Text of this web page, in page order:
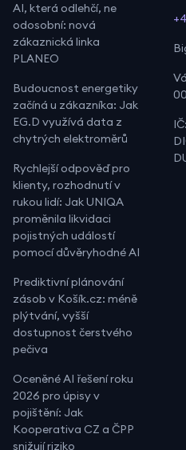
AI, která odlehčí, ne
odosobní: nová
zákaznická linka
PLANEO
Budoucnost energetiky
začíná u zákazníka: Jak
EG.D využívá data z
chytrých elektroměrů
Rychlejší odpověď pro
klienty, rozhodnutí v
rukou lidí: Jak UNIQA
proměnila likvidaci
pojistných událostí
pomocí důvěryhodné AI
Prediktivní plánování
zásob v Košík.cz: méně
plýtvání, vyšší
dostupnost čerstvého
pečiva
Oceněné AI řešení roku
2026 pro úpisy v
pojištění: Jak
Kooperativa CZ a ČPP
snižují riziko